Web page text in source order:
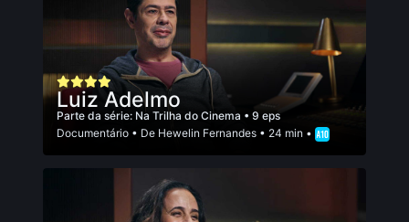
Luiz Adelmo
Parte da série: Na Trilha do Cinema • 9 eps
Documentário • De Hewelin Fernandes • 24 min •